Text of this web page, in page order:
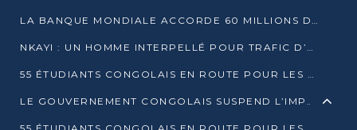
LA BANQUE MONDIALE ACCORDE 60 MILLIONS DE DOLLARS POUR LA RÉSILIENCE URBAINE AU CONGO
NKAYI : UN HOMME INTERPELLÉ POUR TRAFIC D’UN BÉBÉ CHIMPANZÉ
55 ÉTUDIANTS CONGOLAIS EN ROUTE POUR LES UNIVERSITÉS ALGÉRIENNES
LE GOUVERNEMENT CONGOLAIS SUSPEND L’IMPORTATION DES MACHETTES ET DES MOTOS